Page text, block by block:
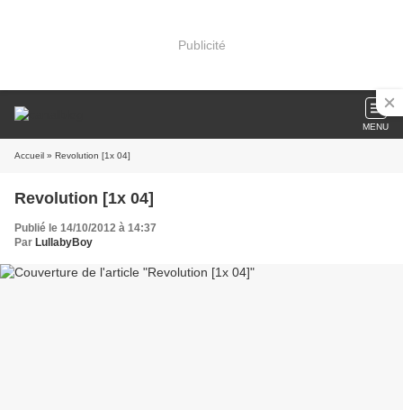
Publicité
MENU
Accueil » Revolution [1x 04]
Revolution [1x 04]
Publié le 14/10/2012 à 14:37
Par LullabyBoy